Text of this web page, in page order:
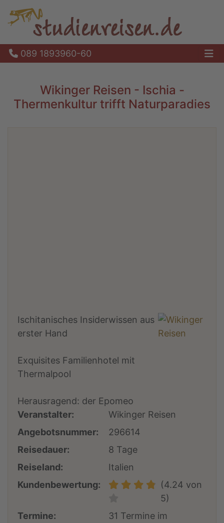
089 1893960-60
Wikinger Reisen - Ischia -
Thermenkultur trifft Naturparadies
Ischitanisches Insiderwissen aus
erster Hand
Exquisites Familienhotel mit
Thermalpool
Herausragend: der Epomeo
Veranstalter:
Wikinger Reisen
Angebotsnummer:
296614
Reisedauer:
8 Tage
Reiseland:
Italien
Kundenbewertung:
(4.24 von
5)
Termine:
31 Termine im